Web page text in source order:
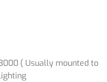
( Usually mounted to